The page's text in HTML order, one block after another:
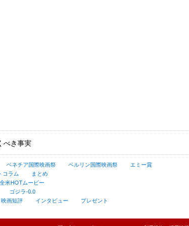
べき事実
ベネチア国際映画祭 ベルリン国際映画祭
エミー賞
コラム
まとめ
米HOTムービー
ゴジラ-0.0
映画短評 インタビュー
プレゼント